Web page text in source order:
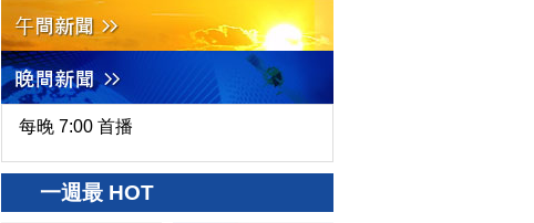
每晚 7:00 首播
一週最 HOT